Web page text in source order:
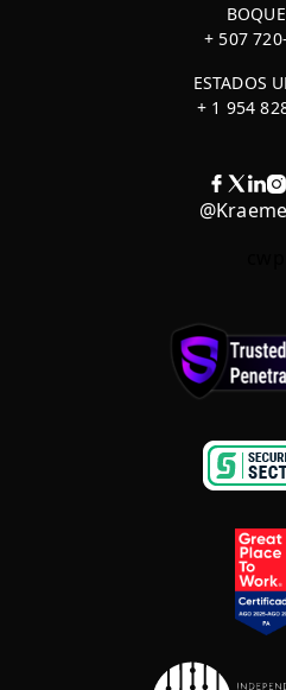
+ 507
ESTADOS
+ 1 954